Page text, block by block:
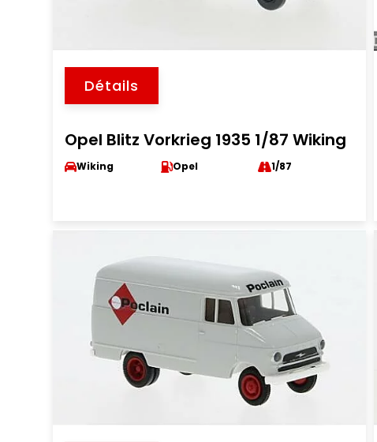
Détails
Opel Blitz Vorkrieg 1935 1/87 Wiking
Wiking Opel 1/87